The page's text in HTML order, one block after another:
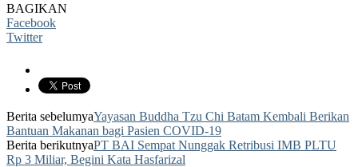
BAGIKAN
Facebook
Twitter
Berita sebelumyaYayasan Buddha Tzu Chi Batam Kembali Berikan
Bantuan Makanan bagi Pasien COVID-19
Berita berikutnyaPT BAI Sempat Nunggak Retribusi IMB PLTU
Rp 3 Miliar, Begini Kata Hasfarizal